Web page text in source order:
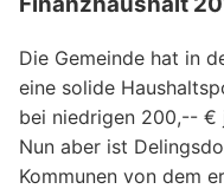
Die Gemeinde hat in
eine solide
bei niedrigen 200,-- €
Nun aber ist
Kommunen von dem